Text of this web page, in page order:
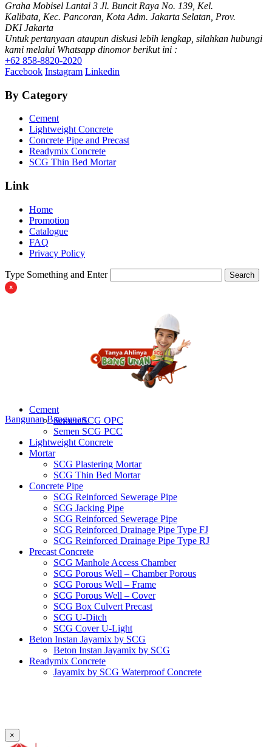
Graha Mobisel Lantai 3 Jl. Buncit Raya No. 139, Kel.
Kalibata, Kec. Pancoran, Kota Adm. Jakarta Selatan, Prov.
DKI Jakarta
Untuk pertanyaan ataupun diskusi lebih lengkap, silahkan hubungi
kami melalui Whatsapp dinomor berikut ini :
+62 858-8820-2020
Facebook Instagram Linkedin
By Category
Cement
Lightweight Concrete
Concrete Pipe and Precast
Readymix Concrete
SCG Thin Bed Mortar
Link
Home
Promotion
Catalogue
FAQ
Privacy Policy
Type Something and Enter Search
Bangunan Bangunan
Cement
Semen SCG OPC
Semen SCG PCC
Lightweight Concrete
Mortar
SCG Plastering Mortar
SCG Thin Bed Mortar
Concrete Pipe
SCG Reinforced Sewerage Pipe
SCG Jacking Pipe
SCG Reinforced Sewerage Pipe
SCG Reinforced Drainage Pipe Type FJ
SCG Reinforced Drainage Pipe Type RJ
Precast Concrete
SCG Manhole Access Chamber
SCG Porous Well – Chamber Porous
SCG Porous Well – Frame
SCG Porous Well – Cover
SCG Box Culvert Precast
SCG U-Ditch
SCG Cover U-Light
Beton Instan Jayamix by SCG
Beton Instan Jayamix by SCG
Readymix Concrete
Jayamix by SCG Waterproof Concrete
×